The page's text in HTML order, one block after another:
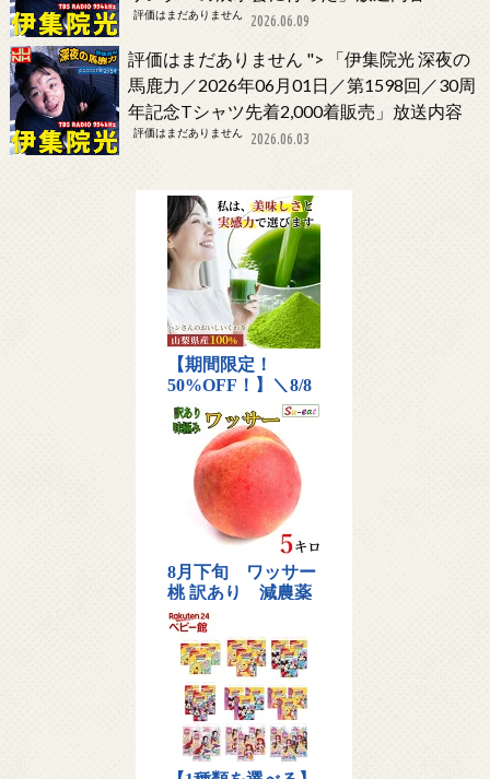
評価はまだありません 2026.06.09
評価はまだありません ">
「伊集院光 深夜の
馬鹿力／2026年06月01日／第1598回／30周
年記念Tシャツ先着2,000着販売」放送内容
評価はまだありません 2026.06.03